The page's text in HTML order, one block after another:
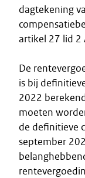
dagtekening
artikel 27 lid 2
De
is bij
2022
moeten
de definitieve
september